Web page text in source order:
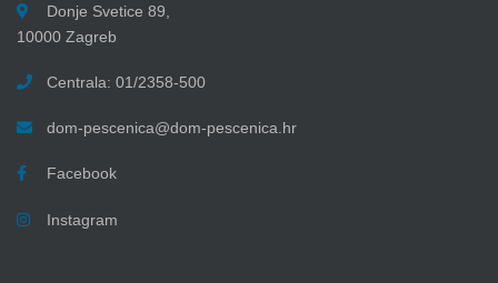
Donje Svetice 89,
10000 Zagreb
Centrala: 01/2358-500
dom-pescenica@dom-pescenica.hr
Facebook
Instagram